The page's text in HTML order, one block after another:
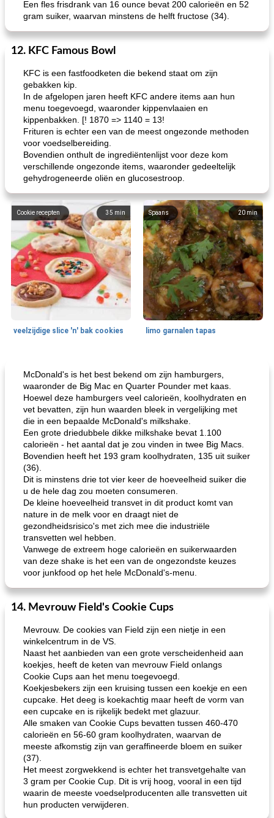
Een fles frisdrank van 16 ounce bevat 200 calorieën en 52
gram suiker, waarvan minstens de helft fructose (34).
12. KFC Famous Bowl
KFC is een fastfoodketen die bekend staat om zijn
gebakken kip.
In de afgelopen jaren heeft KFC andere items aan hun
menu toegevoegd, waaronder kippenvlaaien en
kippenbakken. [! 1870 => 1140 = 13!
Frituren is echter een van de meest ongezonde methoden
voor voedselbereiding.
Bovendien onthult de ingrediëntenlijst voor deze kom
verschillende ongezonde items, waaronder gedeeltelijk
gehydrogeneerde oliën en glucosestroop.
35 min
Cookie recepten
veelzijdige slice 'n' bak cookies
20 min
Spaans
limo garnalen tapas
geroosterde tilapia parmezaan spaghetti squash i
McDonald's is het best bekend om zijn hamburgers,
waaronder de Big Mac en Quarter Pounder met kaas.
Hoewel deze hamburgers veel calorieën, koolhydraten en
vet bevatten, zijn hun waarden bleek in vergelijking met
die in een bepaalde McDonald's milkshake.
Een grote driedubbele dikke milkshake bevat 1.100
calorieën - het aantal dat je zou vinden in twee Big Macs.
Bovendien heeft het 193 gram koolhydraten, 135 uit suiker
(36).
Dit is minstens drie tot vier keer de hoeveelheid suiker die
u de hele dag zou moeten consumeren.
De kleine hoeveelheid transvet in dit product komt van
nature in de melk voor en draagt ​​niet de
gezondheidsrisico's met zich mee die industriële
transvetten wel hebben.
Vanwege de extreem hoge calorieën en suikerwaarden
van deze shake is het een van de ongezondste keuzes
voor junkfood op het hele McDonald's-menu.
14. Mevrouw Field's Cookie Cups
Mevrouw. De cookies van Field zijn een nietje in een
winkelcentrum in de VS.
Naast het aanbieden van een grote verscheidenheid aan
koekjes, heeft de keten van mevrouw Field onlangs
Cookie Cups aan het menu toegevoegd.
Koekjesbekers zijn een kruising tussen een koekje en een
cupcake. Het deeg is koekachtig maar heeft de vorm van
een cupcake en is rijkelijk bedekt met glazuur.
Alle smaken van Cookie Cups bevatten tussen 460-470
calorieën en 56-60 gram koolhydraten, waarvan de
meeste afkomstig zijn van geraffineerde bloem en suiker
(37).
Het meest zorgwekkend is echter het transvetgehalte van
3 gram per Cookie Cup. Dit is vrij hoog, vooral in een tijd
waarin de meeste voedselproducenten alle transvetten uit
hun producten verwijderen.